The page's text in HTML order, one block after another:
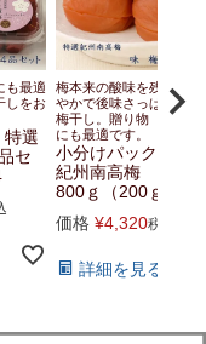
も最適
しをお
選
セ
梅本来の酸味を残し、ま
やかで後味さっぱりとし
梅干し。贈り物（ギフト
にも最適です。
小分けパック 特
紀州南高梅 味
800ｇ（200ｇ×4）
価格 ¥4,320税込
詳細を見る